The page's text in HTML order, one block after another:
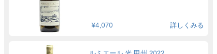
¥4,070 詳しくみる